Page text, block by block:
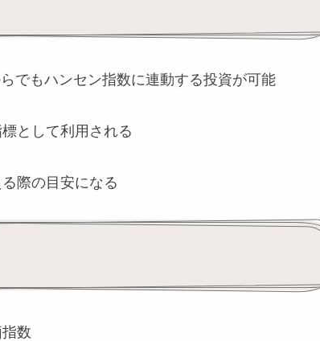
でもハンセン指数に連動する投資が可能
として利用される
際の目安になる
数